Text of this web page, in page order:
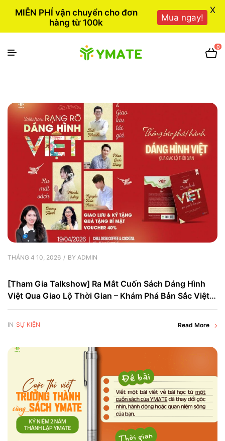
0
THÁNG 4 10, 2026 BY ADMIN
[Tham Gia Talkshow] Ra Mắt Cuốn Sách Dáng Hình
Việt Qua Giao Lộ Thời Gian – Khám Phá Bản Sắc Việt
Qua Những Góc Nhìn Mới
IN SỰ KIỆN Read More
MIỄN PHÍ vận chuyển cho đơn
hàng từ 100k
Mua ngay!
X